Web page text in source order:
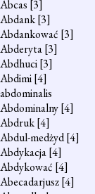
Abcas [3]
Abdank[3]
Abdankować [3]
Abderyta[3]
Abdhuci[3]
Abdimi[4]
abdominalis
Abdominalny[4]
Abdruk[4]
Abdul-medżyd[4]
Abdykacja[4]
Abdykować [4]
Abecadarjusz[4]